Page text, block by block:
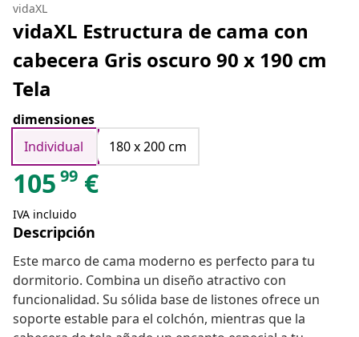
vidaXL
vidaXL Estructura de cama con
cabecera Gris oscuro 90 x 190 cm
Tela
dimensiones
Individual
180 x 200 cm
105 99 €
IVA incluido
Descripción
Este marco de cama moderno es perfecto para tu
dormitorio. Combina un diseño atractivo con
funcionalidad. Su sólida base de listones ofrece un
soporte estable para el colchón, mientras que la